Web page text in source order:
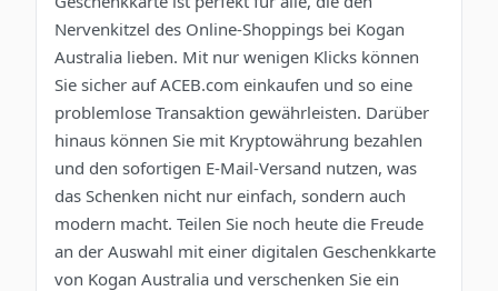
Nervenkitzel des Online-Shoppings bei Kogan
Australia lieben. Mit nur wenigen Klicks können
Sie sicher auf ACEB.com einkaufen und so eine
problemlose Transaktion gewährleisten. Darüber
hinaus können Sie mit Kryptowährung bezahlen
und den sofortigen E-Mail-Versand nutzen, was
das Schenken nicht nur einfach, sondern auch
modern macht. Teilen Sie noch heute die Freude
an der Auswahl mit einer digitalen Geschenkkarte
von Kogan Australia und verschenken Sie ein